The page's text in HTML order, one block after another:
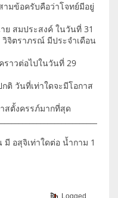
มข้อครับคือว่าโจทย์มีอยู่
สมประสงค์ ในวันที่ 31
จิตราภรณ์ มีประจำเดือน
าวต่อไปในวันที่ 29
ติ วันที่เท่าใดจะมีโอกาส
สตั้งครรภ์มากที่สุด
อสุจิเท่าใดต่อ น้ำกาม 1
Logged